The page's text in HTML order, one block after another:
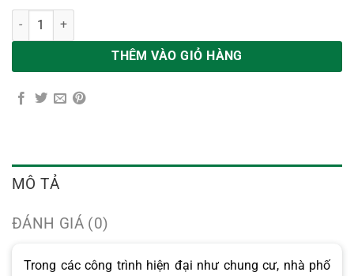
Hệ thống cấp khí tươi hồi nhiệt cao cấp ALH – DK số lượng
THÊM VÀO GIỎ HÀNG
MÔ TẢ
ĐÁNH GIÁ (0)
Trong các công trình hiện đại như chung cư, nhà phố